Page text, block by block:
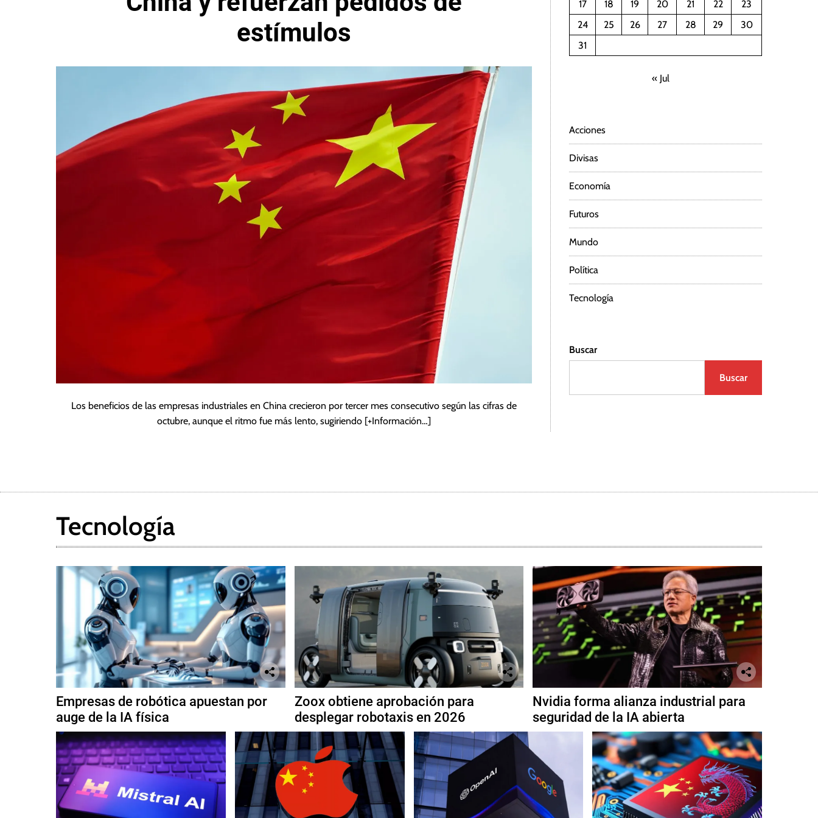
estímulos
Los beneficios de las empresas industriales en China crecieron por tercer mes consecutivo según las cifras de
octubre, aunque el ritmo fue más lento, sugiriendo [+Información…]
17
18 19 20 21 22
23
24
25 26 27 28 29
30
31
« Jul
Acciones
Divisas
Economía
Futuros
Mundo
Política
Tecnología
Buscar
Buscar
Tecnología
Empresas de robótica apuestan por
auge de la IA física
Zoox obtiene aprobación para
desplegar robotaxis en 2026
Nvidia forma alianza industrial para
seguridad de la IA abierta